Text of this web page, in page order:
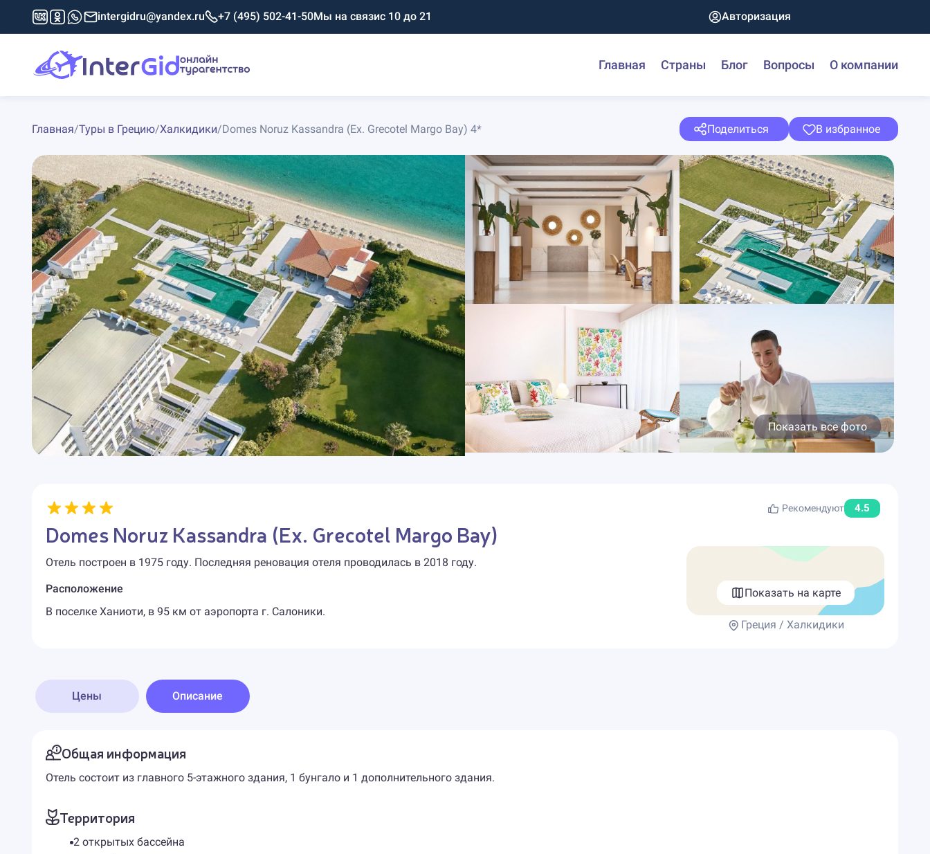
intergidru@yandex.ru +7 (495) 502-41-50Мы на связис 10 до 21 Авторизация
Главная Страны Блог Вопросы О компании
Главная/Туры в Грецию/Халкидики/Domes Noruz Kassandra (Ex. Grecotel Margo Bay) 4* Поделиться В избранное
Показать все фото
Рекомендуют 4.5
Domes Noruz Kassandra (Ex. Grecotel Margo Bay)
Отель построен в 1975 году. Последняя реновация отеля проводилась в 2018 году.
Расположение
В поселке Ханиоти, в 95 км от аэропорта г. Салоники.
Показать на карте
Греция / Халкидики
Цены Описание
Общая информация
Отель состоит из главного 5-этажного здания, 1 бунгало и 1 дополнительного здания.
Территория
2 открытых бассейна